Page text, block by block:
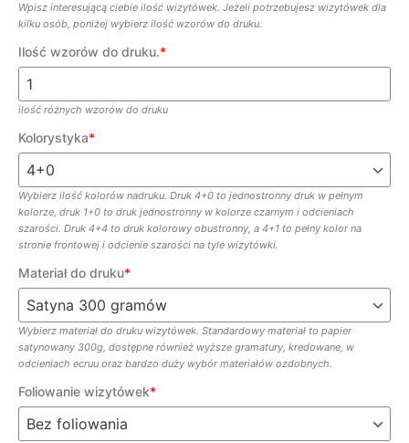
Wpisz interesującą ciebie ilość wizytówek. Jeżeli potrzebujesz wizytówek dla
kilku osób, poniżej wybierz ilość wzorów do druku.
Ilość wzorów do druku.*
ilość różnych wzorów do druku
Kolorystyka*
Wybierz ilość kolorów nadruku. Druk 4+0 to jednostronny druk w pełnym
kolorze, druk 1+0 to druk jednostronny w kolorze czarnym i odcieniach
szarości. Druk 4+4 to druk kolorowy obustronny, a 4+1 to pełny kolor na
stronie frontowej i odcienie szarości na tyle wizytówki.
Materiał do druku*
Wybierz materiał do druku wizytówek. Standardowy materiał to papier
satynowany 300g, dostępne również wyższe gramatury, kredowane, w
odcieniach ecruu oraz bardzo duży wybór materiałów ozdobnych.
Foliowanie wizytówek*